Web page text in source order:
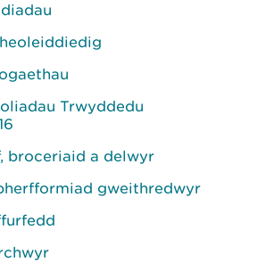
Trwyddedu
broceriaid a delwyr
gweithredwyr